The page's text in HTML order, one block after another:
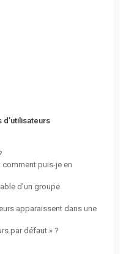
comment puis-je en
d’un groupe
apparaissent dans une
par défaut » ?